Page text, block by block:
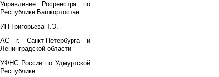
Управление Росреестра по
Республике Башкортостан
ИП Григорьева Т.Э.
АС г. Санкт-Петербурга и
Ленинградской области
УФНС России по Удмуртской
Республике